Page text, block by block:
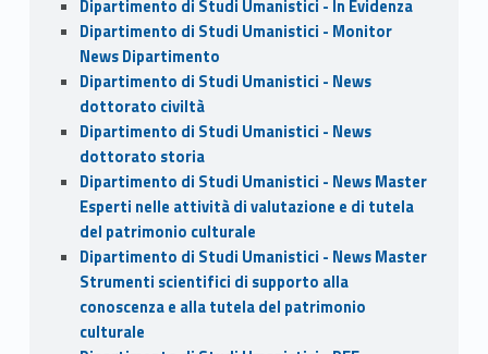
Dipartimento di Studi Umanistici - In Evidenza
Dipartimento di Studi Umanistici - Monitor
News Dipartimento
Dipartimento di Studi Umanistici - News
dottorato civiltà
Dipartimento di Studi Umanistici - News
dottorato storia
Dipartimento di Studi Umanistici - News Master
Esperti nelle attività di valutazione e di tutela
del patrimonio culturale
Dipartimento di Studi Umanistici - News Master
Strumenti scientifici di supporto alla
conoscenza e alla tutela del patrimonio
culturale